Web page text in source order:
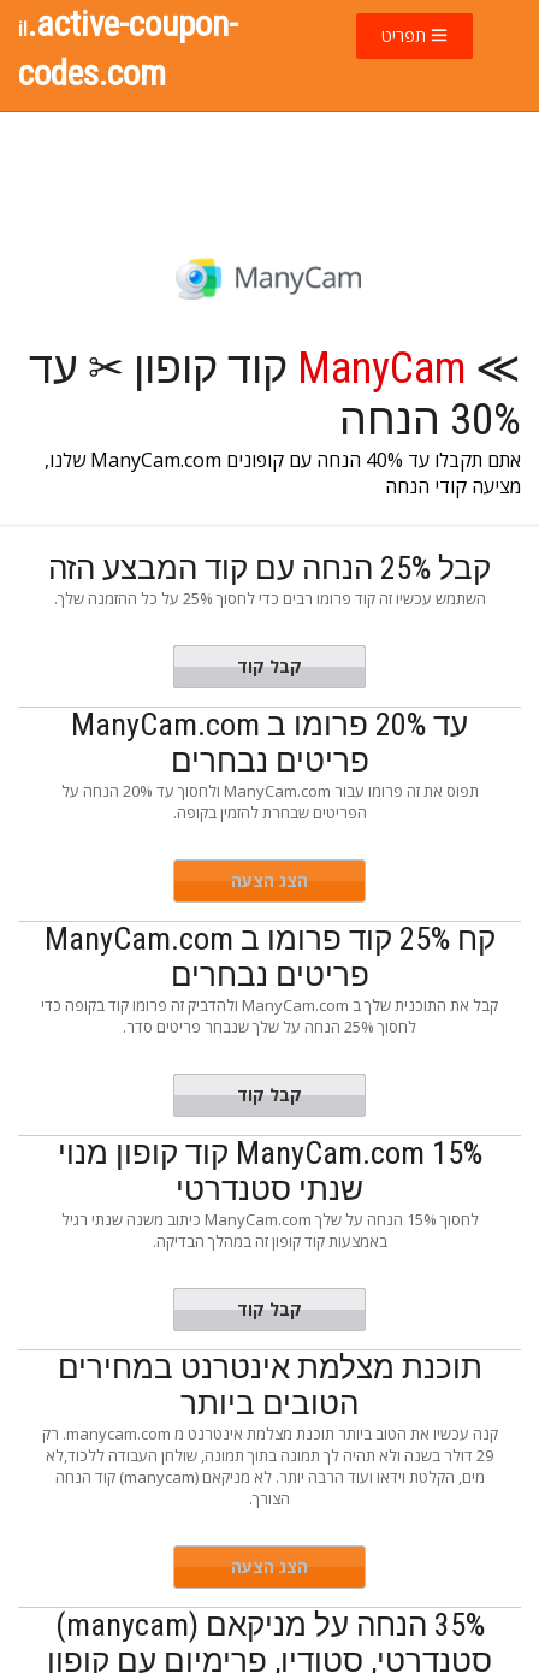
il.active-coupon-
codes.com
תפריט
≫
ManyCam קוד קופון ✂ עד
30% הנחה
אתם תקבלו עד 40% הנחה עם קופונים ManyCam.com שלנו,
מציעה קודי הנחה
קבל 25% הנחה עם קוד המבצע הזה
השתמש עכשיו זה קוד פרומו רבים כדי לחסוך 25% על כל ההזמנה שלך.
AFF25Sקבל קוד
עד 20% פרומו ב ManyCam.com
פריטים נבחרים
תפוס את זה פרומו עבור ManyCam.com ולחסוך עד 20% הנחה על
הפריטים שבחרת להזמין בקופה.
הצג הצעה
קח 25% קוד פרומו ב ManyCam.com
פריטים נבחרים
קבל את התוכנית שלך ב ManyCam.com ולהדביק זה פרומו קוד בקופה כדי
לחסוך 25% הנחה על שלך שנבחר פריטים סדר.
AFF25Sקבל קוד
ManyCam.com 15% קוד קופון מנוי
שנתי סטנדרטי
לחסוך 15% הנחה על שלך ManyCam.com כיתוב משנה שנתי רגיל
באמצעות קוד קופון זה במהלך הבדיקה.
PAYFULLקבל קוד
תוכנת מצלמת אינטרנט במחירים
הטובים ביותר
קנה עכשיו את הטוב ביותר תוכנת מצלמת אינטרנט מ manycam.com. רק
29 דולר בשנה ולא תהיה לך תמונה בתוך תמונה, שולחן העבודה ללכוד,לא
מים, הקלטת וידאו ועוד הרבה יותר. לא מניקאם (manycam) קוד הנחה
הצורך.
הצג הצעה
35% הנחה על מניקאם (manycam)
סטנדרטי, סטודיו, פרימיום עם קופון